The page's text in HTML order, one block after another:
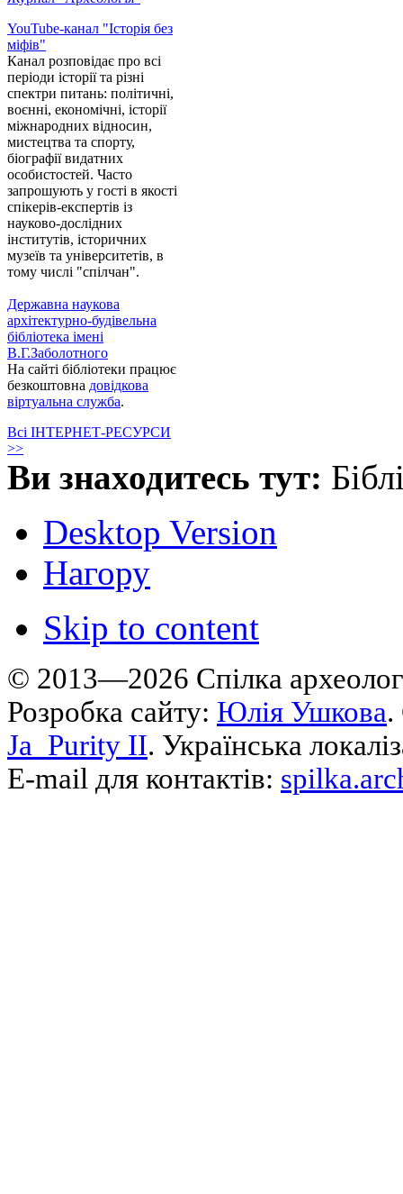
YouTube-канал "Історія без
міфів"
Канал розповідає про всі
періоди історії та різні
спектри питань: політичні,
воєнні, економічні, історії
міжнародних відносин,
мистецтва та спорту,
біографії видатних
особистостей. Часто
запрошують у гості в якості
спікерів-експертів із
науково-дослідних
інститутів, історичних
музеїв та університетів, в
тому числі "спілчан".
Державна наукова
архітектурно-будівельна
бібліотека імені
В.Г.Заболотного
На сайті бібліотеки працює
безкоштовна довідкова
віртуальна служба.
Всі ІНТЕРНЕТ-РЕСУРСИ
>>
Ви знаходитесь тут:
Desktop Version
Нагору
Skip to content
© 2013—2026 Cпілка
Розробка сайту: Юлія Ушкова.
Ja_Purity II. Українська
E-mail для контактів: